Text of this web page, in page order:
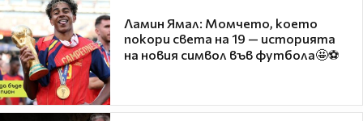
Ламин Ямал: Момчето, което
покори света на 19 — историята
на новия символ във футбола🤩⚽